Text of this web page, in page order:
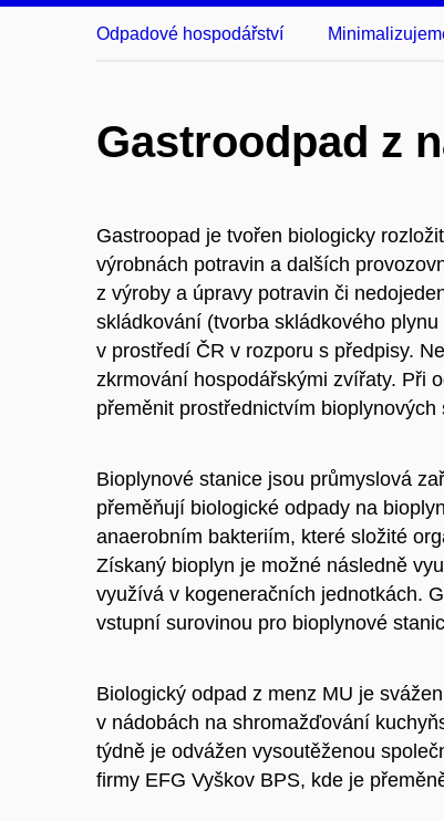
Odpadové hospodářství
Gastroodpad z
Gastroopad je tvořen biologicky
výrobnách potravin a dalších
z výroby a úpravy potravin či
skládkování (tvorba skládkového
v prostředí ČR v rozporu s předpisy.
zkrmování hospodářskými zvířaty. Při
přeměnit prostřednictvím
Bioplynové stanice jsou průmyslová
přeměňují biologické odpady na
anaerobním bakteriím, které složité
Získaný bioplyn je možné následně
využívá v kogeneračních jednotkách.
vstupní surovinou pro bioplynové
Biologický odpad z menz MU je
v nádobách na shromažďování
týdně je odvážen vysoutěženou
firmy EFG Vyškov BPS, kde je